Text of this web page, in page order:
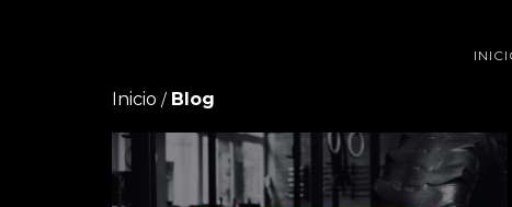
Inicio / Blog